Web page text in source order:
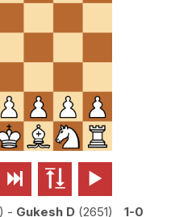
  
- Gukesh D 2651
1-0